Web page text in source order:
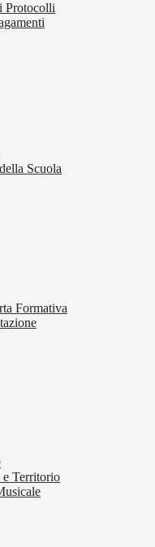
Protocolli
Scuola
Formativa
Territorio